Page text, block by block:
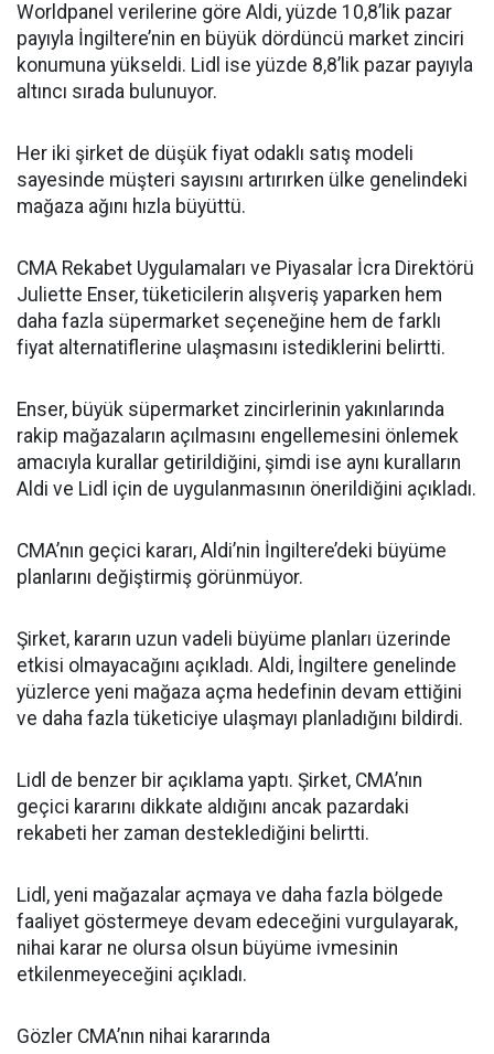
Worldpanel verilerine göre Aldi, yüzde 10,8’lik pazar
payıyla İngiltere’nin en büyük dördüncü market zinciri
konumuna yükseldi. Lidl ise yüzde 8,8’lik pazar payıyla
altıncı sırada bulunuyor.
Her iki şirket de düşük fiyat odaklı satış modeli
sayesinde müşteri sayısını artırırken ülke genelindeki
mağaza ağını hızla büyüttü.
CMA Rekabet Uygulamaları ve Piyasalar İcra Direktörü
Juliette Enser, tüketicilerin alışveriş yaparken hem
daha fazla süpermarket seçeneğine hem de farklı
fiyat alternatiflerine ulaşmasını istediklerini belirtti.
Enser, büyük süpermarket zincirlerinin yakınlarında
rakip mağazaların açılmasını engellemesini önlemek
amacıyla kurallar getirildiğini, şimdi ise aynı kuralların
Aldi ve Lidl için de uygulanmasının önerildiğini açıkladı.
CMA’nın geçici kararı, Aldi’nin İngiltere’deki büyüme
planlarını değiştirmiş görünmüyor.
Şirket, kararın uzun vadeli büyüme planları üzerinde
etkisi olmayacağını açıkladı. Aldi, İngiltere genelinde
yüzlerce yeni mağaza açma hedefinin devam ettiğini
ve daha fazla tüketiciye ulaşmayı planladığını bildirdi.
Lidl de benzer bir açıklama yaptı. Şirket, CMA’nın
geçici kararını dikkate aldığını ancak pazardaki
rekabeti her zaman desteklediğini belirtti.
Lidl, yeni mağazalar açmaya ve daha fazla bölgede
faaliyet göstermeye devam edeceğini vurgulayarak,
nihai karar ne olursa olsun büyüme ivmesinin
etkilenmeyeceğini açıkladı.
Gözler CMA’nın nihai kararında